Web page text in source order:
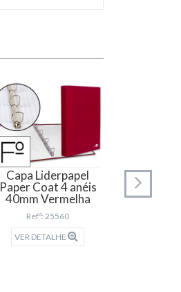
Capa Liderpapel
Paper Coat 4 anéis
40mm Vermelha
Refª: 25560
VER DETALHE
Capa
Paper